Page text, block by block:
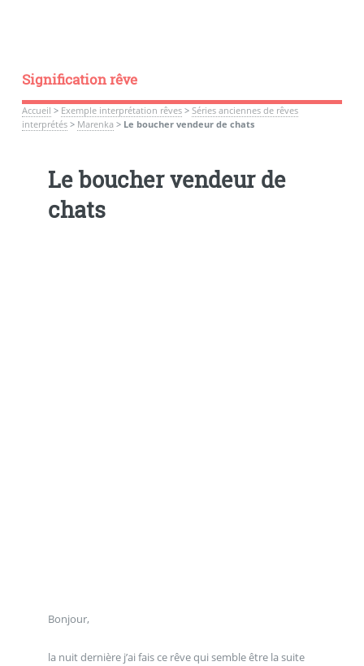
Signification rêve
Accueil > Exemple interprétation rêves> Séries anciennes de rêves
interprétés> Marenka > Le boucher vendeur de chats
Le boucher vendeur de
chats
Bonjour,
la nuit dernière j’ai fais ce rêve qui semble être la suite